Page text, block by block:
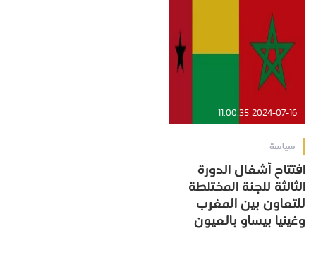
2024-07-16 11:00:35
سياسة
افتتاح أشغال الدورة
الثالثة للجنة المختلطة
للتعاون بين المغرب
وغينيا بيساو بالعيون